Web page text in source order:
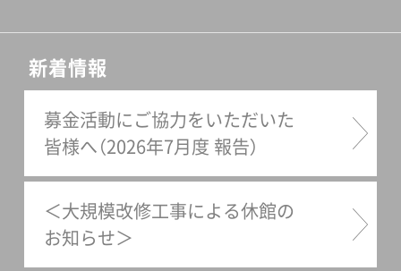
い。送料は別途かかりますが、
おります。詳しくは、ミュージ
アムショップのページをご覧
ください。ご購入はこちら
⇒ ミュージアムショップ
新着情報
募金活動にご協力をいただいた
皆様へ（2026年7月度 報告）
＜大規模改修工事による休館の
お知らせ＞